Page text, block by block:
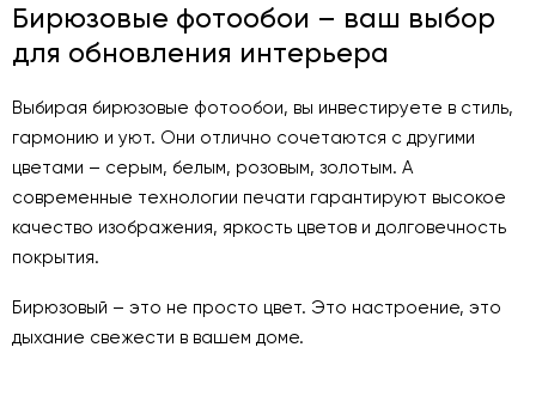
Бирюзовые фотообои – ваш выбор
для обновления интерьера
Выбирая бирюзовые фотообои, вы инвестируете в стиль,
гармонию и уют. Они отлично сочетаются с другими
цветами – серым, белым, розовым, золотым. А
современные технологии печати гарантируют высокое
качество изображения, яркость цветов и долговечность
покрытия.
Бирюзовый – это не просто цвет. Это настроение, это
дыхание свежести в вашем доме.